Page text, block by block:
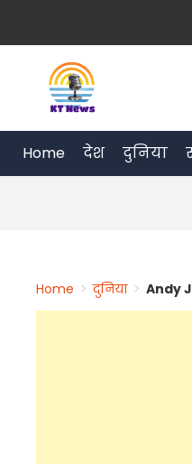
to
content
Home देश दुनिया
Home > दुनिया > Andy